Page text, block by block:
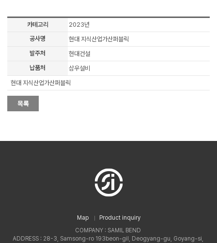
카테고리
2023년
공사명
현대 지식산업가산퍼블릭
발주처
현대건설
납품처
삼우설비
현대 지식산업가산퍼블릭
Map
Product inquiry
COMPANY : SAMIL BEND
ADDRESS : 28-3, Samsong-ro 193beon-gil, Deogyang-gu, Goyang-si,